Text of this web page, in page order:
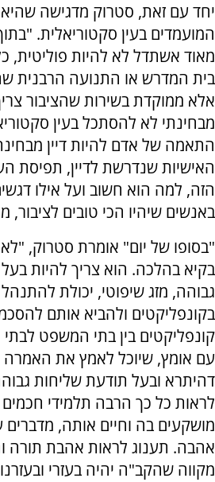
יחד עם זאת, סטרוק מדגישה
המועמדים בעין סקטוריאלית.
מאוד אשתדל לא להיות פוליטית,
בית המדרש או התנועה הרבנית
אלא ממוקדת בשירות שהציבור
מבחינתי לא להסתכל בעין
התאמה של אדם להיות דיין
האישיות שנדרשת לדיין, תפיסת
הזה, למה הוא חשוב ועל אילו
באנשים שיהיו הכי טובים
"בסופו של יום" אומרת סטרוק, "לא
בקיא בהלכה. הוא צריך להיות בעל
גבוהה, מזג שיפוטי, יכולת
בקונפליקטים ולהביא אותם
קונפליקטים בין בתי המשפט לבתי
עם אומץ, שיוכל לאמץ את האמרה
דהיתרא ובעל תודעת שליחות
לראות כל כך הרבה תלמידי
מושקעים בה וחיים אותה,
אהבה. תענוג לראות אהבת תורה
מקווה שהקב"ה יהיה בעזרי